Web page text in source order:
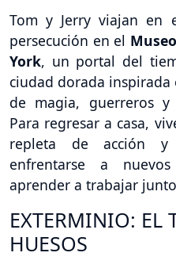
Tom y Jerry viajan en
persecución en el
York, un portal del
ciudad dorada
de magia, guerreros y
Para regresar a casa,
repleta de acción y
enfrentarse a
aprender a trabajar
EXTERMINIO: EL
HUESOS